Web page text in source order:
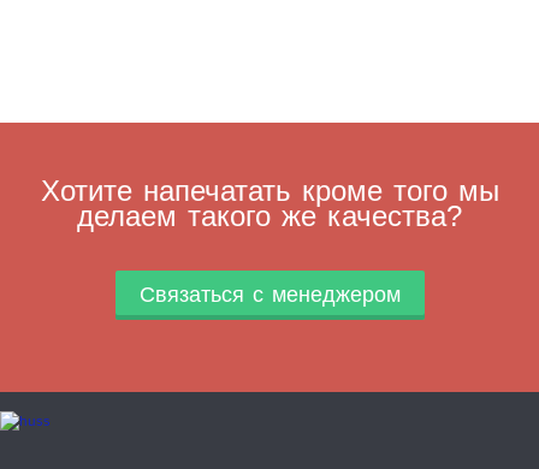
Хотите напечатать кроме того мы
делаем такого же качества?
Связаться с менеджером